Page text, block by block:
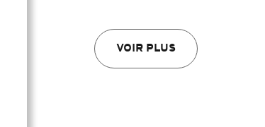
VOIR PLUS